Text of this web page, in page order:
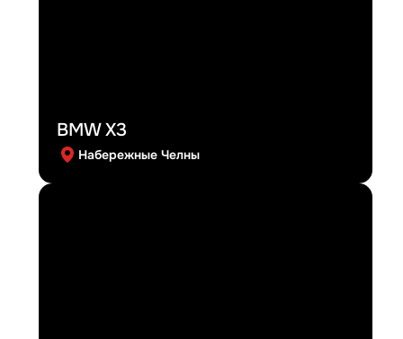
BMW X3
Набережные Челны